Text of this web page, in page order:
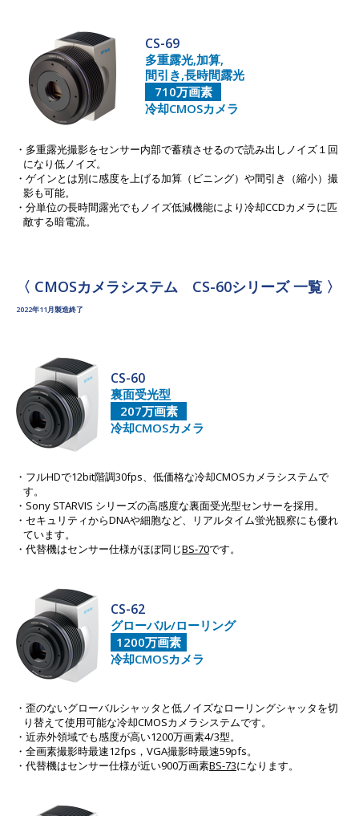
CS-69
多重露光,加算,
間引き,長時間露光
710万画素
冷却CMOSカメラ
多重露光撮影をセンサー内部で蓄積させるので読み出しノイズ１回
になり低ノイズ。
ゲインとは別に感度を上げる加算（ビニング）や間引き（縮小）撮
影も可能。
分単位の長時間露光でもノイズ低減機能により冷却CCDカメラに匹
敵する暗電流。
〈 CMOSカメラシステム CS-60シリーズ 一覧 〉
2022年11月製造終了
CS-60
裏面受光型
207万画素
冷却CMOSカメラ
フルHDで12bit階調30fps、低価格な冷却CMOSカメラシステムで
す。
Sony STARVIS シリーズの高感度な裏面受光型センサーを採用。
セキュリティからDNAや細胞など、リアルタイム蛍光観察にも優れ
ています。
代替機はセンサー仕様がほぼ同じBS-70です。
CS-62
グローバル/ローリング
1200万画素
冷却CMOSカメラ
歪のないグローバルシャッタと低ノイズなローリングシャッタを切
り替えて使用可能な冷却CMOSカメラシステムです。
近赤外領域でも感度が高い1200万画素4/3型。
全画素撮影時最速12fps，VGA撮影時最速59pfs。
代替機はセンサー仕様が近い900万画素BS-73になります。